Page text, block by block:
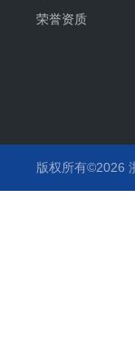
荣誉资质
版权所有©2026